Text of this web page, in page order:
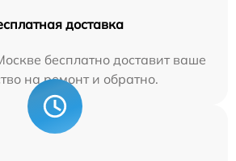
доставка
бесплатно доставит ваше
на ремонт и обратно.